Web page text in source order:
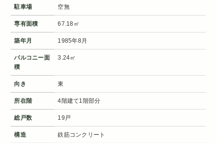
駐車場 空無
専有面積 67.18㎡
築年月 1985年8月
バルコニー面
積
3.24㎡
向き 東
所在階 4階建て1階部分
総戸数 19戸
構造 鉄筋コンクリート